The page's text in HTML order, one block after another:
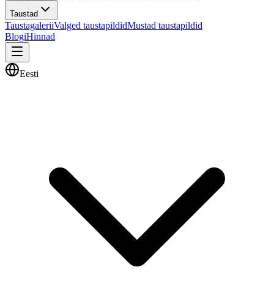
Taustad
TaustagaleriiValged taustapildidMustad taustapildid
BlogiHinnad
Eesti